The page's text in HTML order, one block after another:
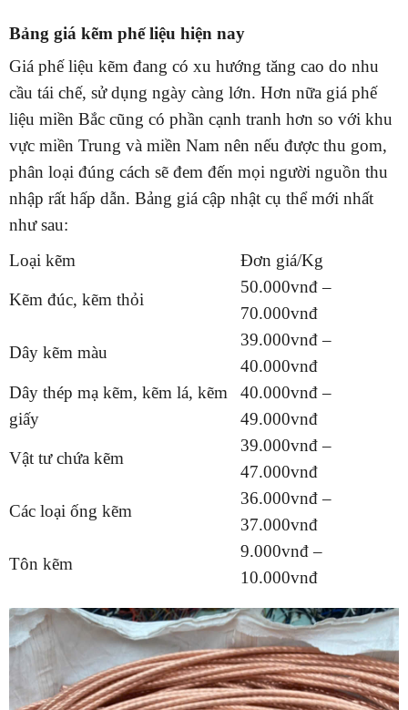
Bảng giá kẽm phế liệu hiện nay
Giá phế liệu kẽm đang có xu hướng tăng cao do nhu
cầu tái chế, sử dụng ngày càng lớn. Hơn nữa giá phế
liệu miền Bắc cũng có phần cạnh tranh hơn so với khu
vực miền Trung và miền Nam nên nếu được thu gom,
phân loại đúng cách sẽ đem đến mọi người nguồn thu
nhập rất hấp dẫn. Bảng giá cập nhật cụ thể mới nhất
như sau:
Loại kẽm
Đơn giá/Kg
Kẽm đúc, kẽm thỏi
50.000vnđ –
70.000vnđ
Dây kẽm màu
39.000vnđ –
40.000vnđ
Dây thép mạ kẽm, kẽm lá, kẽm
giấy
40.000vnđ –
49.000vnđ
Vật tư chứa kẽm
39.000vnđ –
47.000vnđ
Các loại ống kẽm
36.000vnđ –
37.000vnđ
Tôn kẽm
9.000vnđ –
10.000vnđ